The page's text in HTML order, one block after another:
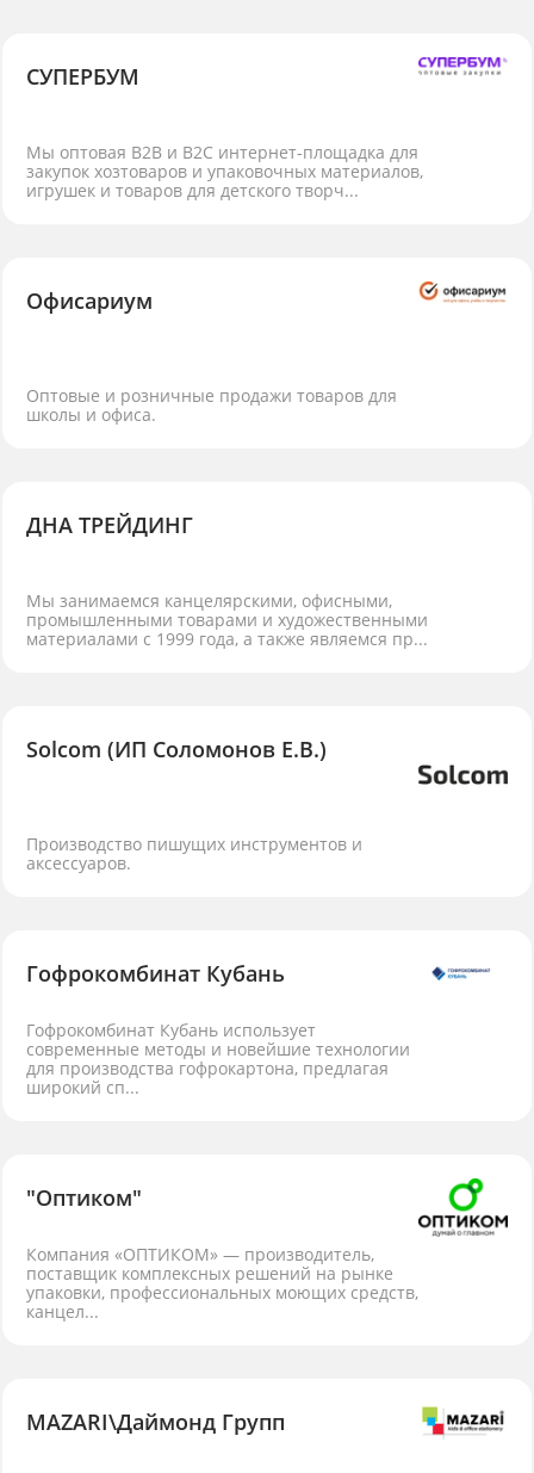
СУПЕРБУМ
Мы оптовая B2B и B2C интернет-площадка для
закупок хозтоваров и упаковочных материалов,
игрушек и товаров для детского творч...
Офисариум
Оптовые и розничные продажи товаров для
школы и офиса.
ДНА ТРЕЙДИНГ
Мы занимаемся канцелярскими, офисными,
промышленными товарами и художественными
материалами с 1999 года, а также являемся пр...
Solcom (ИП Соломонов Е.В.)
Производство пишущих инструментов и
аксессуаров.
Гофрокомбинат Кубань
Гофрокомбинат Кубань использует
современные методы и новейшие технологии
для производства гофрокартона, предлагая
широкий сп...
"Оптиком"
Компания «ОПТИКОМ» — производитель,
поставщик комплексных решений на рынке
упаковки, профессиональных моющих средств,
канцел...
MAZARI\Даймонд Групп